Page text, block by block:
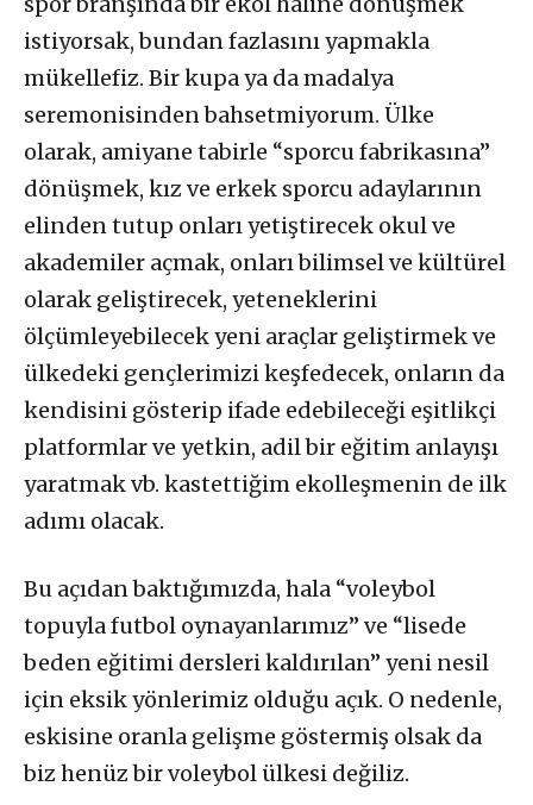
istiyorsak, bundan fazlasını yapmakla
mükellefiz. Bir kupa ya da madalya
seremonisinden bahsetmiyorum. Ülke
olarak, amiyane tabirle “sporcu fabrikasına”
dönüşmek, kız ve erkek sporcu adaylarının
elinden tutup onları yetiştirecek okul ve
akademiler açmak, onları bilimsel ve kültürel
olarak geliştirecek, yeteneklerini
ölçümleyebilecek yeni araçlar geliştirmek ve
ülkedeki gençlerimizi keşfedecek, onların da
kendisini gösterip ifade edebileceği eşitlikçi
platformlar ve yetkin, adil bir eğitim anlayışı
yaratmak vb. kastettiğim ekolleşmenin de ilk
adımı olacak.
Bu açıdan baktığımızda, hala “voleybol
topuyla futbol oynayanlarımız” ve “lisede
beden eğitimi dersleri kaldırılan” yeni nesil
için eksik yönlerimiz olduğu açık. O nedenle,
eskisine oranla gelişme göstermiş olsak da
biz henüz bir voleybol ülkesi değiliz.